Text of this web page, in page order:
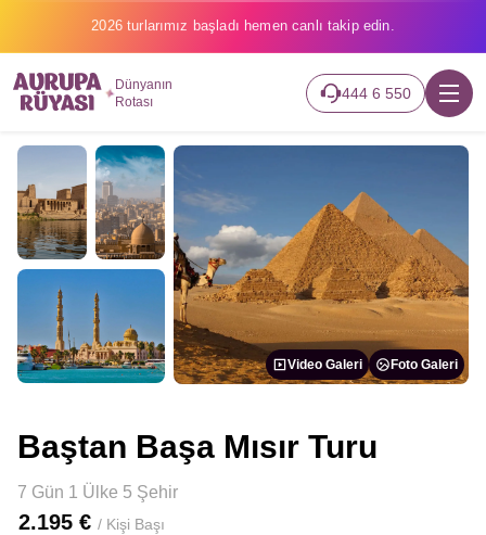
2026 turlarımız başladı hemen canlı takip edin.
Dünyanın
Rotası
444 6 550
Video Galeri Foto Galeri
Baştan Başa Mısır Turu
7 Gün 1 Ülke 5 Şehir
2.195 € / Kişi Başı